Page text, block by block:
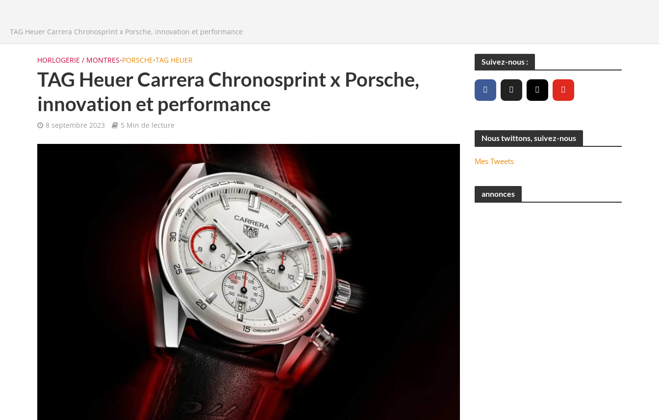
TAG Heuer Carrera Chronosprint x Porsche, innovation et performance
HORLOGERIE / MONTRES•PORSCHE•TAG HEUER
TAG Heuer Carrera Chronosprint x Porsche,
innovation et performance
8 septembre 2023 5 Min de lecture
Suivez-nous :
Nous twittons, suivez-nous
Mes Tweets
annonces